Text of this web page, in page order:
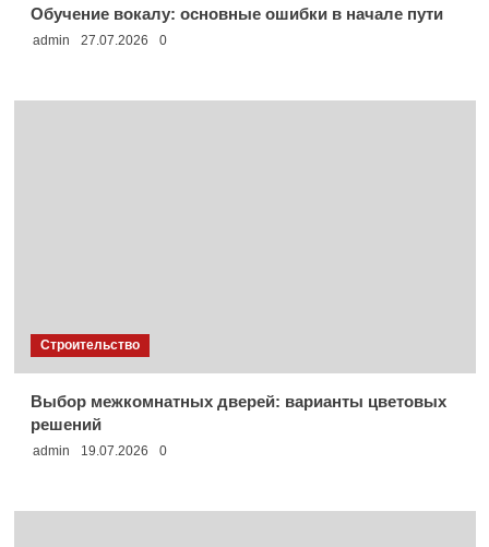
Обучение вокалу: основные ошибки в начале пути
admin 27.07.2026 0
Строительство
Выбор межкомнатных дверей: варианты цветовых
решений
admin 19.07.2026 0